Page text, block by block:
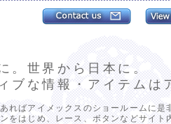
。世界から日本に。
ブな情報・アイテムは
ればアイメックスのショールームに是
をはじめ、レース、ボタンなどサイト